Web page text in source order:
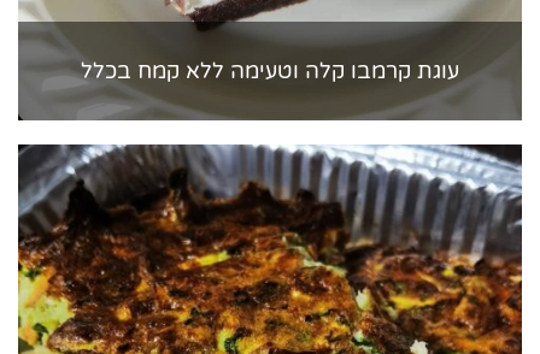
עוגת קרמבו קלה וטעימה ללא קמח בכלל